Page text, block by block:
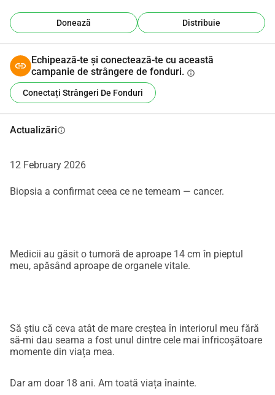
terrifying moments of my life. One day I was thinking about
my future, my dreams, sports, friends, and plans… and the
I am now facing a long and very difficult treatment. Doctors
are giving me hope and say that this cancer can be treated,
exhausting. Chemotherapy, medications, hospital stays,
I am a young person who loves life. I have always been
experience all the things life has ahead. Right now, my
biggest dream is simply to recover and have the chance to
hardest moment of my life. Your support will go directly
toward my treatment, medical care, medications, and
recovery expenses. Every donation, no matter how small,
this disease.
Donează Distribuie
Echipează-te și conectează-te cu această
campanie de strângere de fonduri. info
Conectați Strângeri De Fonduri
Actualizăriinfo
12 February 2026
Biopsia a confirmat ceea ce ne temeam — cancer.
Medicii au găsit o tumoră de aproape 14 cm în pieptul
meu, apăsând aproape de organele vitale.
Să știu că ceva atât de mare creștea în interiorul meu fără
să-mi dau seama a fost unul dintre cele mai înfricoșătoare
momente din viața mea.
Dar am doar 18 ani. Am toată viața înainte.